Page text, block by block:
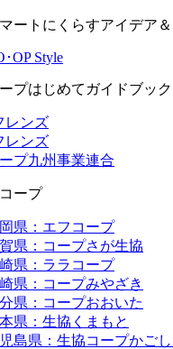
ートにくらすアイデア
･OP Style
プはじめてガイドブック
レンズ
レンズ
プ九州事業連合
ープ
県：エフコープ
県：コープさが生協
県：ララコープ
県：コープみやざき
県：コープおおいた
県：生協くまもと
島県：生協コープかごし